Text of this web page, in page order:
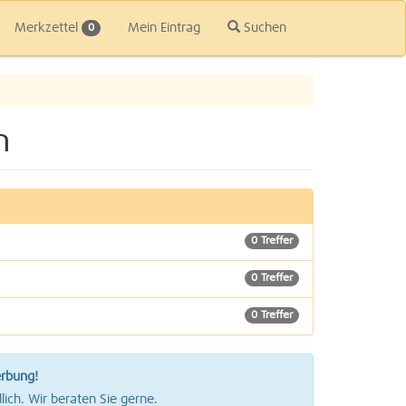
Merkzettel 0 Mein Eintrag Suchen
0 Treffer
0 Treffer
0 Treffer
Wir beraten Sie gerne.